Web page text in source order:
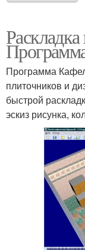
Программа
плиточников и
быстрой
эскиз рисунка,